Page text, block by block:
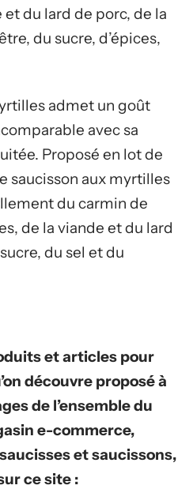
du lard de porc, de la
du sucre, d’épices,
admet un goût
avec sa
Proposé en lot de
saucisson aux myrtilles
du carmin de
de la viande et du lard
du sel et du
et articles pour
découvre proposé à
de l’ensemble du
e-commerce,
et saucissons,
ce site :